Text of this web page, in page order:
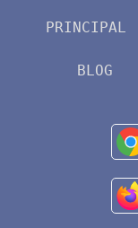
PRINCIPAL
BLOG